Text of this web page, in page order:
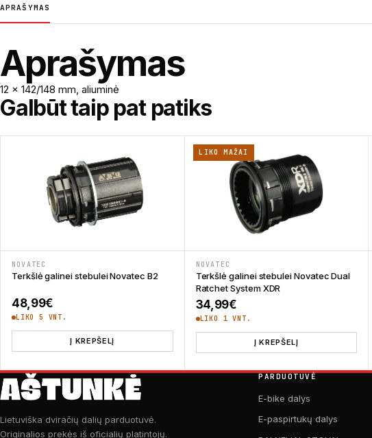
APRAŠYMAS
Aprašymas
12 x 142/148 mm, aliuminė
Galbūt taip pat patiks
NOVATEC
Terkšlė galinei stebulei Novatec B2
48,99€
LIKO 5 VNT.
Į KREPŠELĮ
LIKO MAŽAI
NOVATEC
Terkšlė galinei stebulei Novatec Dual
Ratchet System XDR
34,99€
LIKO 1 VNT.
Į KREPŠELĮ
Lietuviška dviračių dalių parduotuvė.
Originalios prekės iš oficialių platintojų.
PARDUOTUVĖ
E-bike dalys
E-paspirtukų dalys